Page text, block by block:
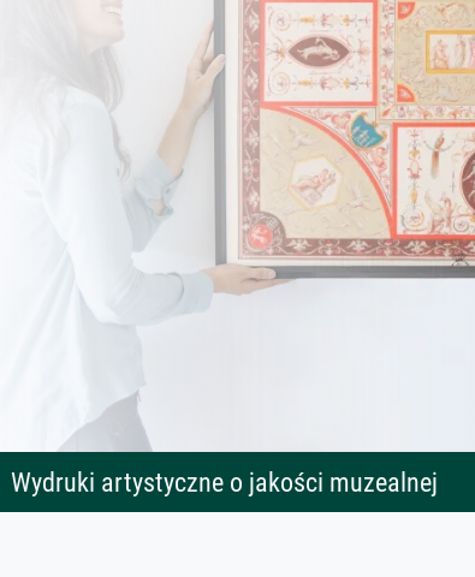
Wydruki artystyczne o jakości muzealnej